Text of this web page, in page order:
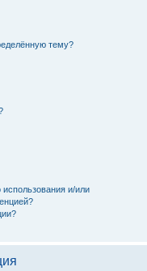
тему?
и/или